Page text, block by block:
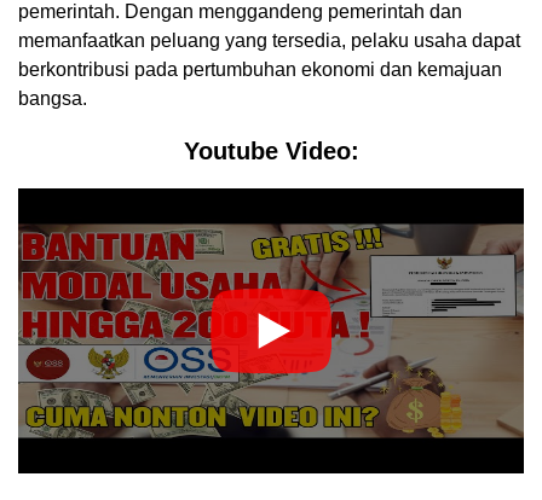
pemerintah. Dengan menggandeng pemerintah dan
memanfaatkan peluang yang tersedia, pelaku usaha dapat
berkontribusi pada pertumbuhan ekonomi dan kemajuan
bangsa.
Youtube Video: